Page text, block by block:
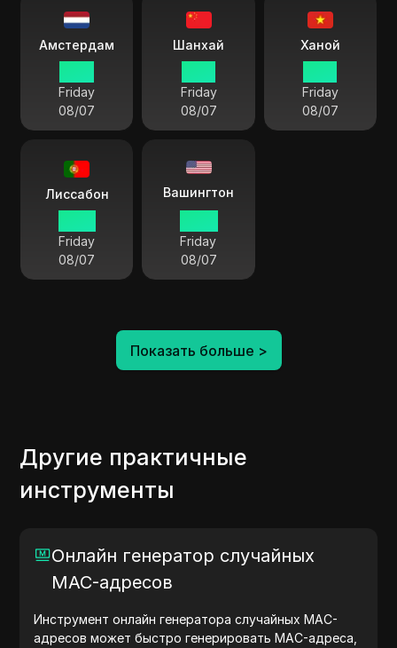
Амстердам
Friday
08/07
Шанхай
Friday
08/07
Ханой
Friday
08/07
Лиссабон
Friday
08/07
Вашингтон
Friday
08/07
Показать больше >
Другие практичные
инструменты
Онлайн генератор случайных
MAC-адресов
Инструмент онлайн генератора случайных MAC-
адресов может быстро генерировать MAC-адреса,